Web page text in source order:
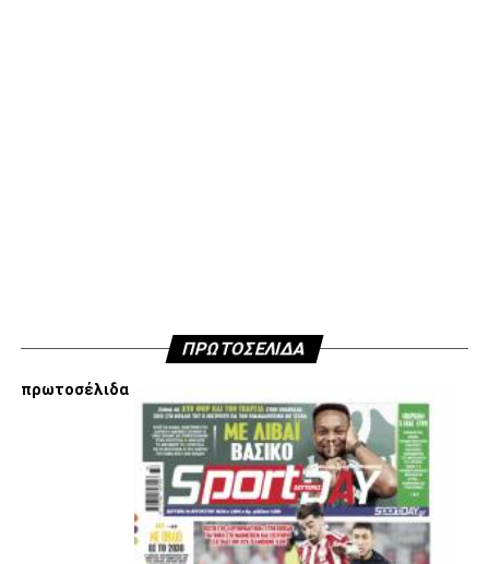
Εμείς είμαστε μόνο Π.Α.Ο.Κ.
Μόνο τα 4 γράμματα έχουν σημασία για εμάς και
ΚΑΝΕΝΑΣ δεν είναι πάνω απο αυτά τα ιερά γράμματα.
ΠΡΩΤΟΣΕΛΙΔΑ
πρωτοσέλιδα